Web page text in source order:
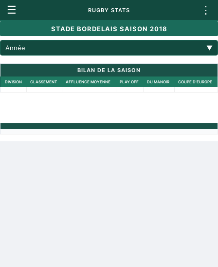
☰ RUGBY STATS ⋮
STADE BORDELAIS SAISON 2018
Année ▼
BILAN DE LA SAISON
DIVISION CLASSEMENT AFFLUENCE MOYENNE PLAY OFF DU MANOIR COUPE D'EUROPE